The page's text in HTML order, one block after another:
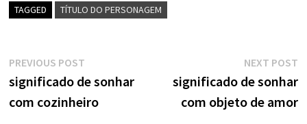
TAGGED TÍTULO DO PERSONAGEM
Navegação
de
PREVIOUS POSTPrevious
post:
significado de sonhar
com cozinheiro
NEXT POST
significado de sonhar
com objeto de amor